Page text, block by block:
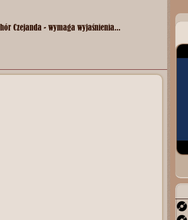
Czejanda - wymaga wyjaśnienia...